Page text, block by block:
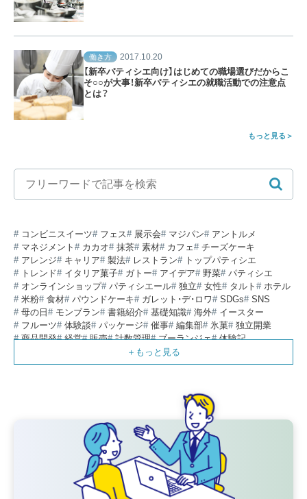
働き方 2017.10.20
【新卒パティシエ向け】はじめての職場選びだからこ
そ○○が大事！新卒パティシエの就職活動での注意点
とは？
もっと見る
コンビニスイーツ フェス 展示会 マジパン
アントルメ
マネジメント
カカオ 抹茶 素材 カフェ
チーズケーキ
アレンジ
キャリア 製法 レストラン
トップパティシエ
トレンド
イタリア菓子 ガトー アイデア 野菜
パティシエ
オンラインショップ
パティシエール 独立 女性 タルト
ホテル
米粉
食材 パウンドケーキ ガレット・デ・ロワ SDGs
SNS
母の日
モンブラン 書籍紹介 基礎知識 海外
イースター
フルーツ
体験談 パッケージ 催事 編集部 氷菓
独立開業
商品開発
経営 販売 計数管理 ブーランジェ
体験記
コラム パン スタッフ育成
スイーツ
IT 業界事情 講習会 潜入レポート
クリスマス
ベーカリー 工場
生菓子
アシェットデセール
フランス オーブン担当 チョコレート